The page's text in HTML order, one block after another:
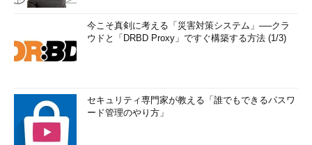
今こそ真剣に考える「災害対策システム」──クラ
ウドと「DRBD Proxy」ですぐ構築する方法 (1/3)
セキュリティ専門家が教える「誰でもできるパスワ
ード管理のやり方」